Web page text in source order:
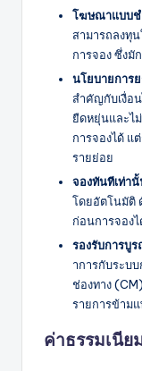
โฆษณาแบบช
สามารถลงทุ
การจอง ซึ่งมั
นโยบายการ
สำคัญกับเงื่อ
ยืดหยุ่นและไ
การจองได้ แ
รายย่อย
จองทันทีเท่า
โดยอัตโนมัติ
ก่อนการจองไ
รองรับการบูร
าการกับระบ
ช่องทาง
รายการข้าม
ค่าธรรมเนีย